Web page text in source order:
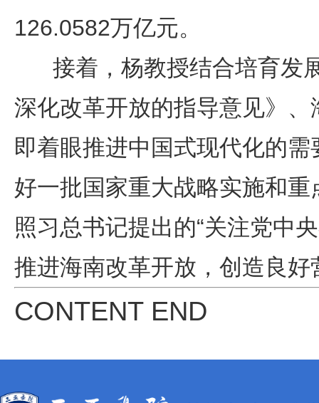
126.0582万亿元。
接着，杨教授结合培育发
深化改革开放的指导意见》、
即着眼推进中国式现代化的
好一批国家重大战略实施和
照习总书记提出的“关注党中
推进海南改革开放，创造良
CONTENT END